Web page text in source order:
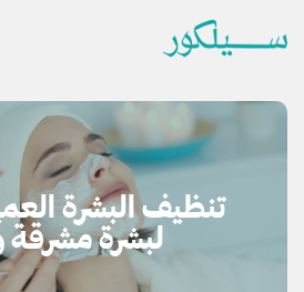
تنظيف البشرة
لبشرة